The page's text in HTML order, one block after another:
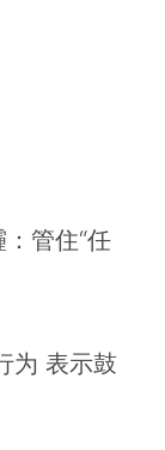
：管住“任
为 表示鼓